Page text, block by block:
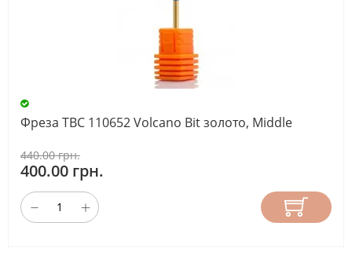
Фреза ТВС 110652 Volcano Bit золото, Middle
440.00 грн.
400.00 грн.